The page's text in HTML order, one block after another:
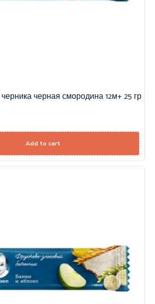
черная смородина 12м+ 25 гр
Add to cart